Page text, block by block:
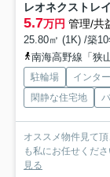
レオネクストレ
5.7万円 管理/共
25.80㎡ (1K) /築
南海高野線「狭
駐輪場 インタ
閑静な住宅地
オススメ物件見て
も私にお任せくだ
見る